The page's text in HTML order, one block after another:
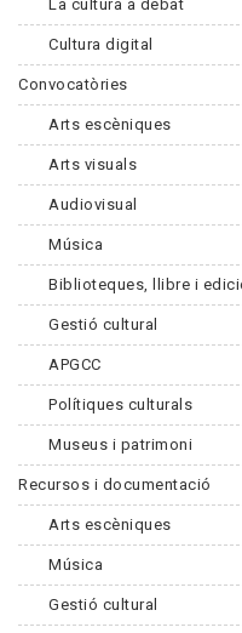
La cultura a debat
Cultura digital
Convocatòries
Arts escèniques
Arts visuals
Audiovisual
Música
Biblioteques, llibre i
Gestió cultural
APGCC
Polítiques culturals
Museus i patrimoni
Recursos i documentació
Arts escèniques
Música
Gestió cultural